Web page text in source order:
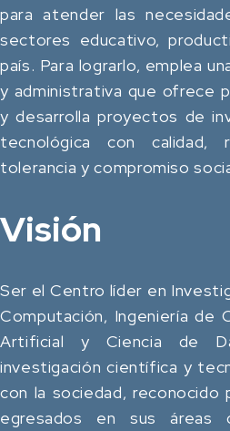
para atender las
sectores educativo,
país. Para lograrlo, emplea
y administrativa que ofrece
y desarrolla proyectos de
tecnológica con calidad,
tolerancia y compromiso
Visión
Ser el Centro líder en
Computación, Ingeniería de
Artificial y Ciencia de
investigación científica y
con la sociedad, reconocido
egresados en sus áreas